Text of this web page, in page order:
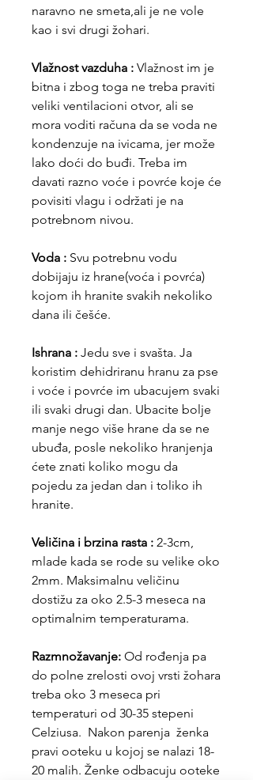
naravno ne smeta,ali je ne vole
kao i svi drugi žohari.
Vlažnost vazduha : Vlažnost im je
bitna i zbog toga ne treba praviti
veliki ventilacioni otvor, ali se
mora voditi računa da se voda ne
kondenzuje na ivicama, jer može
lako doći do buđi. Treba im
davati razno voće i povrće koje će
povisiti vlagu i održati je na
potrebnom nivou.
Voda : Svu potrebnu vodu
dobijaju iz hrane(voća i povrća)
kojom ih hranite svakih nekoliko
dana ili češće.
Ishrana : Jedu sve i svašta. Ja
koristim dehidriranu hranu za pse
i voće i povrće im ubacujem svaki
ili svaki drugi dan. Ubacite bolje
manje nego više hrane da se ne
ubuđa, posle nekoliko hranjenja
ćete znati koliko mogu da
pojedu za jedan dan i toliko ih
hranite.
Veličina i brzina rasta : 2-3cm,
mlade kada se rode su velike oko
2mm. Maksimalnu veličinu
dostižu za oko 2.5-3 meseca na
optimalnim temperaturama.
Razmnožavanje: Od rođenja pa
do polne zrelosti ovoj vrsti žohara
treba oko 3 meseca pri
temperaturi od 30-35 stepeni
Celziusa. Nakon parenja ženka
pravi ooteku u kojoj se nalazi 18-
20 malih. Ženke odbacuju ooteke